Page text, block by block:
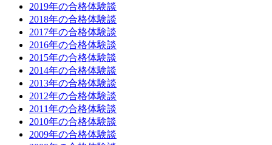
2019年の合格体験談
2018年の合格体験談
2017年の合格体験談
2016年の合格体験談
2015年の合格体験談
2014年の合格体験談
2013年の合格体験談
2012年の合格体験談
2011年の合格体験談
2010年の合格体験談
2009年の合格体験談